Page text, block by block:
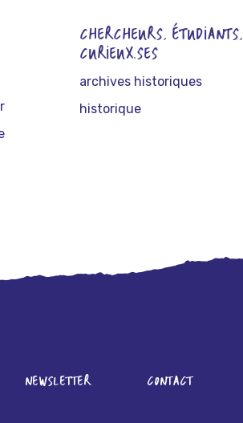
CHERCHEURS, ÉTUDIANTS,
CURIEUX.SES
archives historiques
historique
NEWSLETTER CONTACT